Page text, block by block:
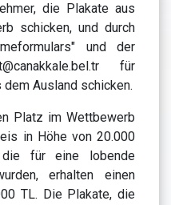
die Plakate aus
schicken, und durch
und der
für
Ausland schicken.
Platz im Wettbewerb
in Höhe von 20.000
für eine lobende
erhalten einen
TL. Die Plakate, die